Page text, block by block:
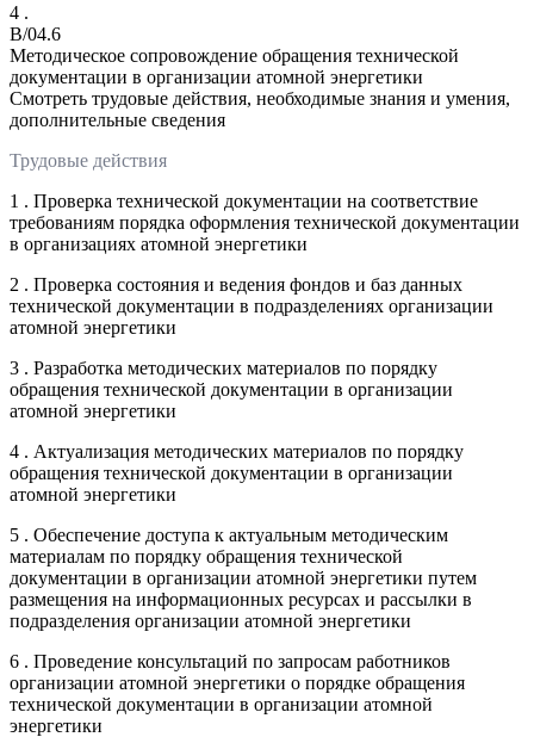
4 .
B/04.6
Методическое сопровождение обращения технической
документации в организации атомной энергетики
Смотреть трудовые действия, необходимые знания и умения,
дополнительные сведения
Трудовые действия
1 . Проверка технической документации на соответствие
требованиям порядка оформления технической документации
в организациях атомной энергетики
2 . Проверка состояния и ведения фондов и баз данных
технической документации в подразделениях организации
атомной энергетики
3 . Разработка методических материалов по порядку
обращения технической документации в организации
атомной энергетики
4 . Актуализация методических материалов по порядку
обращения технической документации в организации
атомной энергетики
5 . Обеспечение доступа к актуальным методическим
материалам по порядку обращения технической
документации в организации атомной энергетики путем
размещения на информационных ресурсах и рассылки в
подразделения организации атомной энергетики
6 . Проведение консультаций по запросам работников
организации атомной энергетики о порядке обращения
технической документации в организации атомной
энергетики